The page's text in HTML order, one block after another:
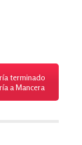
terminado
a Mancera